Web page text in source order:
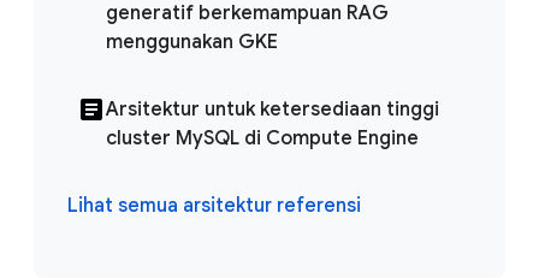
generatif berkemampuan RAG
menggunakan GKE
Arsitektur untuk ketersediaan tinggi
cluster MySQL di Compute Engine
Lihat semua arsitektur referensi